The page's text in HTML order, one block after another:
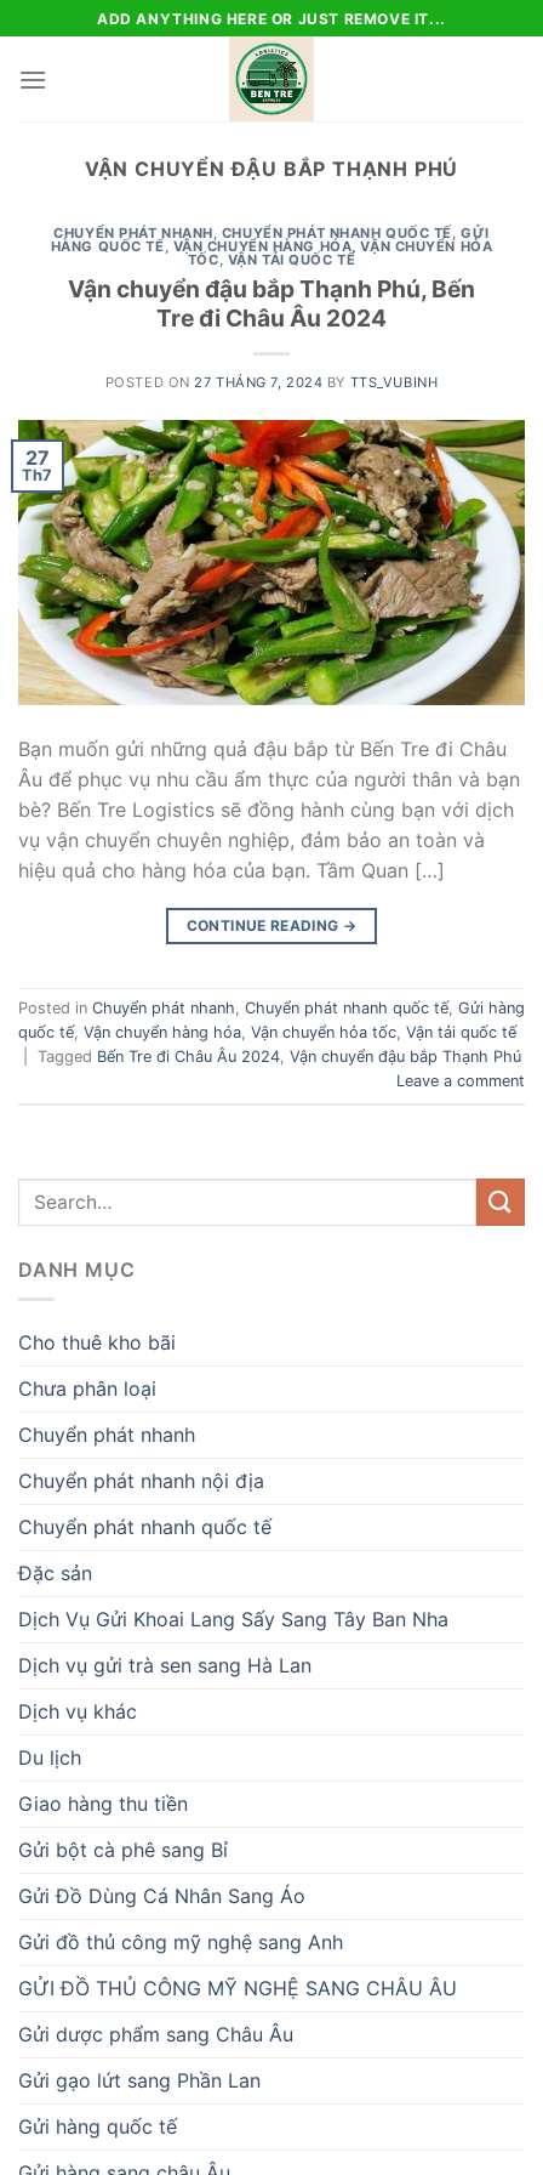
to
content
ADD ANYTHING HERE OR JUST REMOVE IT...
VẬN CHUYỂN ĐẬU BẮP THẠNH PHÚ
CHUYỂN PHÁT NHANH, CHUYỂN PHÁT NHANH QUỐC TẾ,GỬI
HÀNG QUỐC TẾ, VẬN CHUYỂN HÀNG HÓA,VẬN CHUYỂN HỎA
TỐC, VẬN TẢI QUỐC TẾ
Vận chuyển đậu bắp Thạnh Phú, Bến
Tre đi Châu Âu 2024
POSTED ON 27 THÁNG 7, 2024 BY TTS_VUBINH
27
Th7
Bạn muốn gửi những quả đậu bắp từ Bến Tre đi Châu
Âu để phục vụ nhu cầu ẩm thực của người thân và bạn
bè? Bến Tre Logistics sẽ đồng hành cùng bạn với dịch
vụ vận chuyển chuyên nghiệp, đảm bảo an toàn và
hiệu quả cho hàng hóa của bạn. Tầm Quan […]
CONTINUE READING →
Posted in Chuyển phát nhanh, Chuyển phát nhanh quốc tế, Gửi hàng
quốc tế, Vận chuyển hàng hóa, Vận chuyển hỏa tốc, Vận tải quốc tế
Tagged Bến Tre đi Châu Âu 2024, Vận chuyển đậu bắp Thạnh Phú
Leave a comment
DANH MỤC
Cho thuê kho bãi
Chưa phân loại
Chuyển phát nhanh
Chuyển phát nhanh nội địa
Chuyển phát nhanh quốc tế
Đặc sản
Dịch Vụ Gửi Khoai Lang Sấy Sang Tây Ban Nha
Dịch vụ gửi trà sen sang Hà Lan
Dịch vụ khác
Du lịch
Giao hàng thu tiền
Gửi bột cà phê sang Bỉ
Gửi Đồ Dùng Cá Nhân Sang Áo
Gửi đồ thủ công mỹ nghệ sang Anh
GỬI ĐỒ THỦ CÔNG MỸ NGHỆ SANG CHÂU ÂU
Gửi dược phẩm sang Châu Âu
Gửi gạo lứt sang Phần Lan
Gửi hàng quốc tế